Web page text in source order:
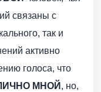
связаны с
так и
активно
голоса, что
МНОЙ , но,